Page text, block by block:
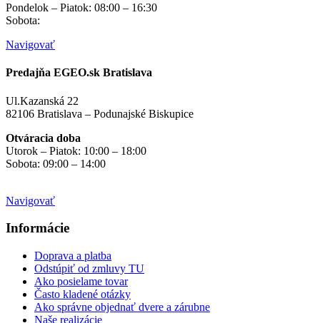
Pondelok – Piatok: 08:00 – 16:30
Sobota:
Navigovať
Predajňa EGEO.sk Bratislava
Ul.Kazanská 22
82106 Bratislava – Podunajské Biskupice
Otváracia doba
Utorok – Piatok: 10:00 – 18:00
Sobota: 09:00 – 14:00
Navigovať
Informácie
Doprava a platba
Odstúpiť od zmluvy TU
Ako posielame tovar
Často kladené otázky
Ako správne objednať dvere a zárubne
Naše realizácie